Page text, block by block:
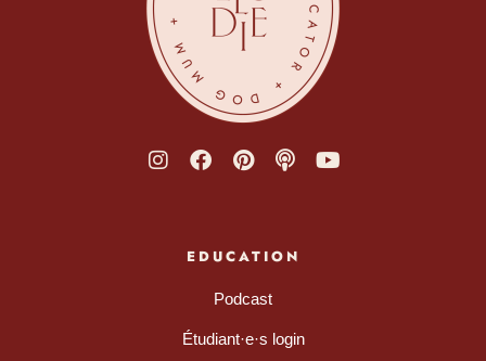
EDUCATION
Podcast
Étudiant·e·s login